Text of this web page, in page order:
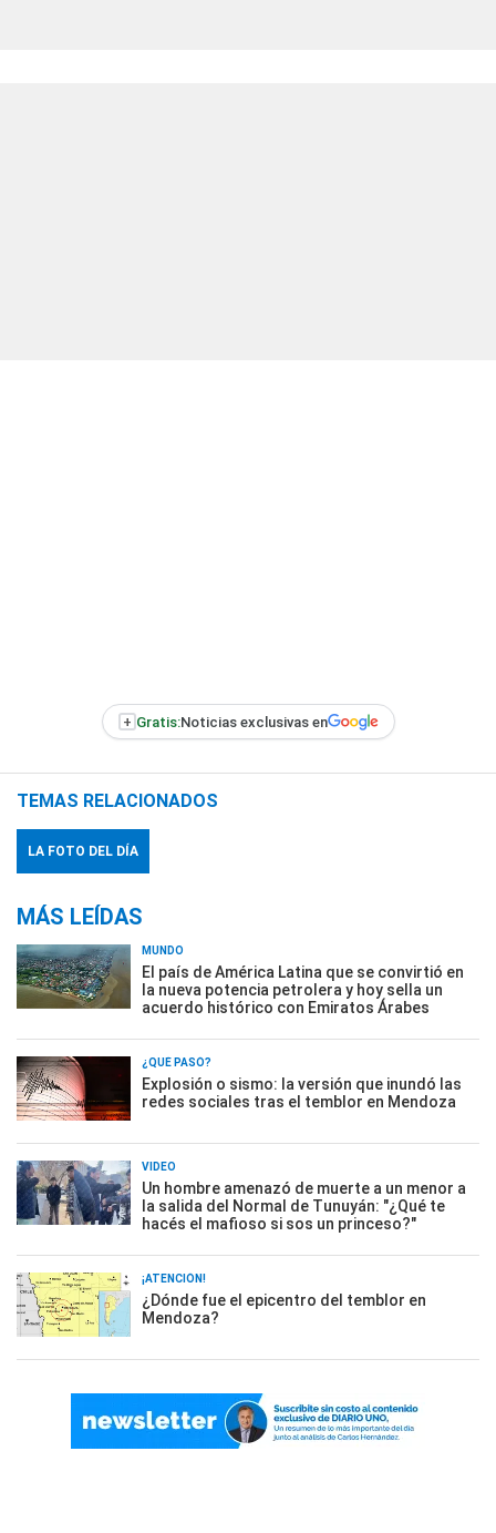
+ Gratis:Noticias exclusivas en
TEMAS RELACIONADOS
LA FOTO DEL DÍA
MÁS LEÍDAS
MUNDO
El país de América Latina que se convirtió en
la nueva potencia petrolera y hoy sella un
acuerdo histórico con Emiratos Árabes
¿QUÉ PASÓ?
Explosión o sismo: la versión que inundó las
redes sociales tras el temblor en Mendoza
VIDEO
Un hombre amenazó de muerte a un menor a
la salida del Normal de Tunuyán: "¿Qué te
hacés el mafioso si sos un princeso?"
¡ATENCIÓN!
¿Dónde fue el epicentro del temblor en
Mendoza?